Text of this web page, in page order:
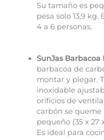
Su tamaño es
pesa solo 13,9
4 a 6 personas.
SunJas
barbacoa de
montar y plegar.
inoxidable
orificios de
carbón se queme
pequeño (35 x 27
Es ideal para